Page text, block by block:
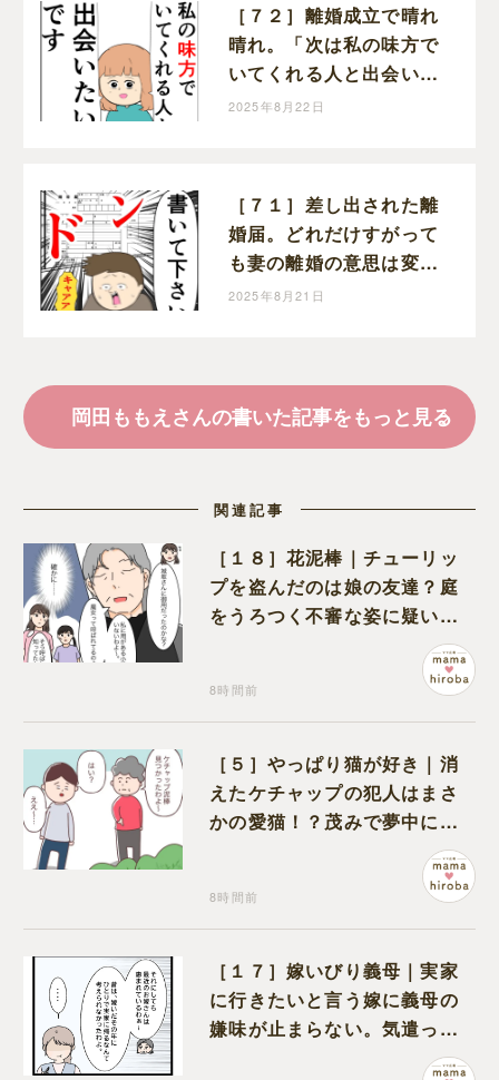
［７２］離婚成立で晴れ
晴れ。「次は私の味方で
いてくれる人と出会いた
い」と前を向く。クセ強
2025年8月22日
［７１］差し出された離
婚届。どれだけすがって
も妻の離婚の意思は変わ
らない。クセ強義母に抗
2025年8月21日
岡田ももえさんの書いた記事をもっと見る
関連記事
［１８］花泥棒｜チューリッ
プを盗んだのは娘の友達？庭
をうろつく不審な姿に疑いが
8時間前
［５］やっぱり猫が好き｜消
えたケチャップの犯人はまさ
かの愛猫！？茂みで夢中にな
8時間前
［１７］嫁いびり義母｜実家
に行きたいと言う嫁に義母の
嫌味が止まらない。気遣って